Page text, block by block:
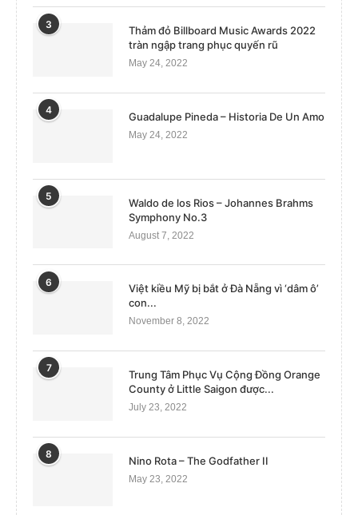
3
Thảm đỏ Billboard Music Awards 2022
tràn ngập trang phục quyến rũ
May 24, 2022
4
Guadalupe Pineda – Historia De Un Amo
May 24, 2022
5
Waldo de los Rios – Johannes Brahms
Symphony No.3
August 7, 2022
6
Việt kiều Mỹ bị bắt ở Đà Nẵng vì ‘dâm ô’
con...
November 8, 2022
7
Trung Tâm Phục Vụ Cộng Đồng Orange
County ở Little Saigon được...
July 23, 2022
8
Nino Rota – The Godfather II
May 23, 2022